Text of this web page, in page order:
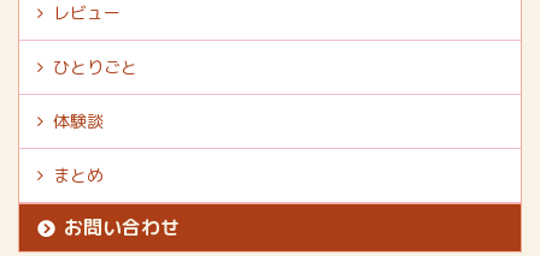
レビュー
ひとりごと
体験談
まとめ
お問い合わせ